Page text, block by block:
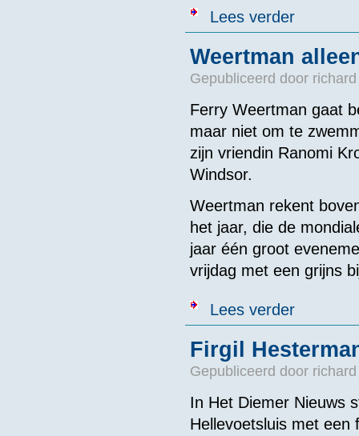
Lees verderover Recentie
Weertman
Gepubliceerd door
Ferry Weertman gaat
maar niet om te
zijn vriendin Ranomi
Windsor.
Weertman rekent
het jaar, die de
jaar één groot
vrijdag met een grijns
Lees verderover
Firgil
Gepubliceerd door
In Het Diemer Nieuws
Hellevoetsluis met een